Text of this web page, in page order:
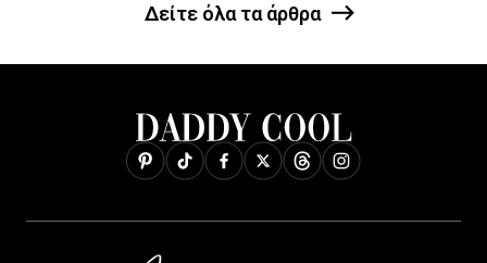
Δείτε όλα τα άρθρα